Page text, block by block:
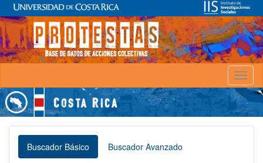
Buscador Básico Buscador Avanzado